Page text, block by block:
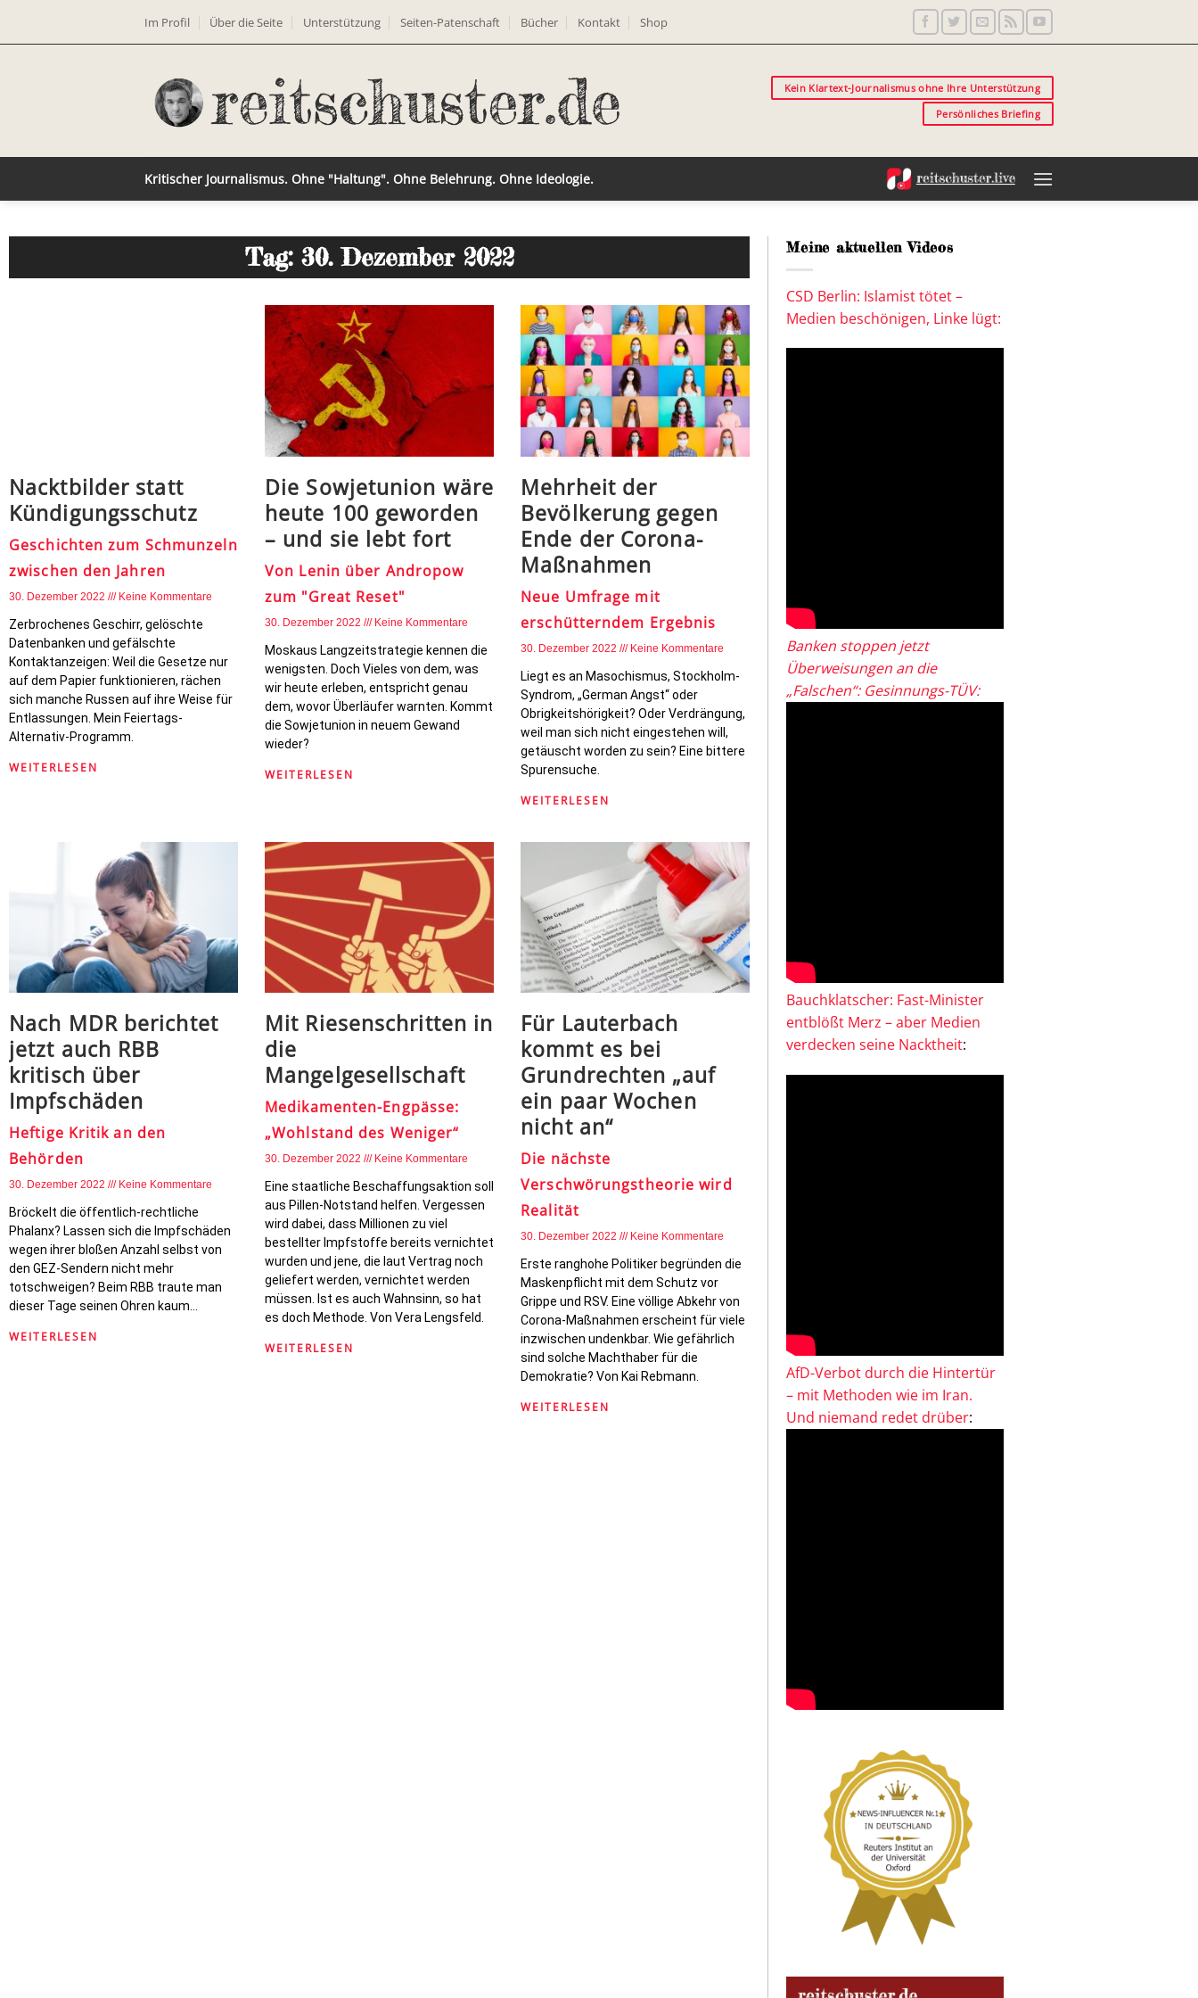
Im Profil Über die Seite Unterstützung Seiten-Patenschaft Bücher Kontakt Shop
Kein Klartext-Journalismus ohne Ihre Unterstützung
Persönliches Briefing
Kritischer Journalismus. Ohne "Haltung". Ohne Belehrung. Ohne Ideologie.
Tag: 30. Dezember 2022
Nacktbilder statt
Kündigungsschutz
Geschichten zum Schmunzeln
zwischen den Jahren
30. Dezember 2022 Keine Kommentare
Zerbrochenes Geschirr, gelöschte
Datenbanken und gefälschte
Kontaktanzeigen: Weil die Gesetze nur
auf dem Papier funktionieren, rächen
sich manche Russen auf ihre Weise für
Entlassungen. Mein Feiertags-
Alternativ-Programm.
WEITERLESEN
Die Sowjetunion wäre
heute 100 geworden
– und sie lebt fort
Von Lenin über Andropow
zum "Great Reset"
30. Dezember 2022 Keine Kommentare
Moskaus Langzeitstrategie kennen die
wenigsten. Doch Vieles von dem, was
wir heute erleben, entspricht genau
dem, wovor Überläufer warnten. Kommt
die Sowjetunion in neuem Gewand
wieder?
WEITERLESEN
Mehrheit der
Bevölkerung gegen
Ende der Corona-
Maßnahmen
Neue Umfrage mit
erschütterndem Ergebnis
30. Dezember 2022 Keine Kommentare
Liegt es an Masochismus, Stockholm-
Syndrom, „German Angst“ oder
Obrigkeitshörigkeit? Oder Verdrängung,
weil man sich nicht eingestehen will,
getäuscht worden zu sein? Eine bittere
Spurensuche.
WEITERLESEN
Nach MDR berichtet
jetzt auch RBB
kritisch über
Impfschäden
Heftige Kritik an den
Behörden
30. Dezember 2022 Keine Kommentare
Bröckelt die öffentlich-rechtliche
Phalanx? Lassen sich die Impfschäden
wegen ihrer bloßen Anzahl selbst von
den GEZ-Sendern nicht mehr
totschweigen? Beim RBB traute man
dieser Tage seinen Ohren kaum…
WEITERLESEN
Mit Riesenschritten in
die
Mangelgesellschaft
Medikamenten-Engpässe:
„Wohlstand des Weniger“
30. Dezember 2022 Keine Kommentare
Eine staatliche Beschaffungsaktion soll
aus Pillen-Notstand helfen. Vergessen
wird dabei, dass Millionen zu viel
bestellter Impfstoffe bereits vernichtet
wurden und jene, die laut Vertrag noch
geliefert werden, vernichtet werden
müssen. Ist es auch Wahnsinn, so hat
es doch Methode. Von Vera Lengsfeld.
WEITERLESEN
Für Lauterbach
kommt es bei
Grundrechten „auf
ein paar Wochen
nicht an“
Die nächste
Verschwörungstheorie wird
Realität
30. Dezember 2022 Keine Kommentare
Erste ranghohe Politiker begründen die
Maskenpflicht mit dem Schutz vor
Grippe und RSV. Eine völlige Abkehr von
Corona-Maßnahmen erscheint für viele
inzwischen undenkbar. Wie gefährlich
sind solche Machthaber für die
Demokratie? Von Kai Rebmann.
WEITERLESEN
Meine aktuellen Videos
CSD Berlin: Islamist tötet –
Medien beschönigen, Linke lügt:
Banken stoppen jetzt
Überweisungen an die
„Falschen“: Gesinnungs-TÜV:
Bauchklatscher: Fast-Minister
entblößt Merz – aber Medien
verdecken seine Nacktheit:
AfD-Verbot durch die Hintertür
– mit Methoden wie im Iran.
Und niemand redet drüber: